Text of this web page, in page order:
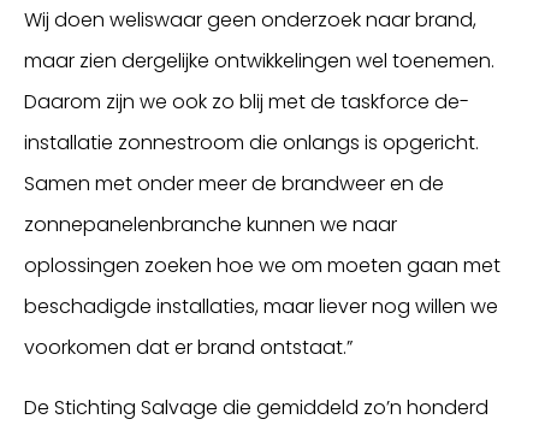
Wij doen weliswaar geen onderzoek naar brand,
maar zien dergelijke ontwikkelingen wel toenemen.
Daarom zijn we ook zo blij met de taskforce de-
installatie zonnestroom die onlangs is opgericht.
Samen met onder meer de brandweer en de
zonnepanelenbranche kunnen we naar
oplossingen zoeken hoe we om moeten gaan met
beschadigde installaties, maar liever nog willen we
voorkomen dat er brand ontstaat.”
De Stichting Salvage die gemiddeld zo’n honderd